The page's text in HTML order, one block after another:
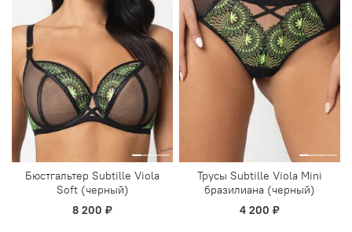
Бюстгальтер Subtille Viola
Soft (черный)
8 200 ₽
Трусы Subtille Viola Mini
бразилиана (черный)
4 200 ₽